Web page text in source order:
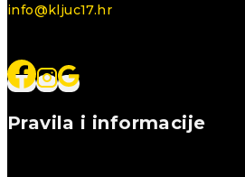
info@kljuc17.hr
Pravila i informacije